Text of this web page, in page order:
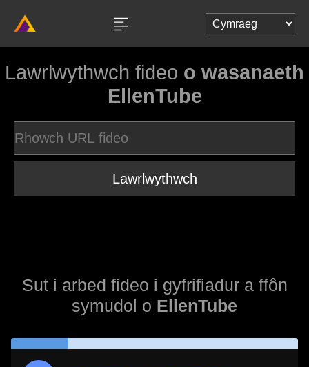
Lawrlwythwch fideo o wasanaeth
EllenTube
Lawrlwythwch
Sut i arbed fideo i gyfrifiadur a ffôn
symudol o EllenTube